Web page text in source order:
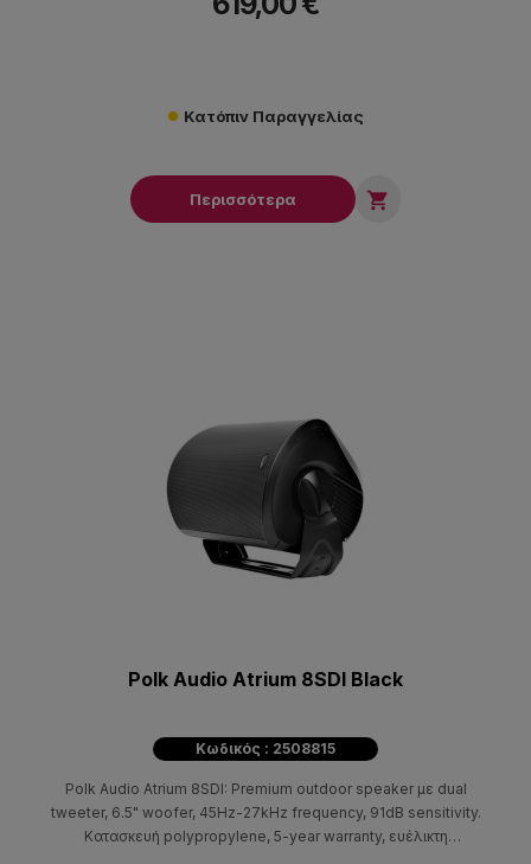
Κατόπιν Παραγγελίας
Περισσότερα 
Polk Audio Atrium 8SDI Black
Κωδικός : 2508815
Polk Audio Atrium 8SDI: Premium outdoor speaker με dual
tweeter, 6.5" woofer, 45Hz-27kHz frequency, 91dB sensitivity.
Κατασκευή polypropylene, 5-year warranty, ευέλικτη